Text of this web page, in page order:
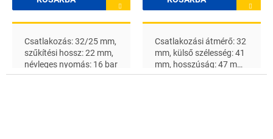
Csatlakozás: 32/25 mm,
szűkítési hossz: 22 mm,
névleges nyomás: 16 bar
Csatlakozási átmérő: 32
mm, külső szélesség: 41
mm, hosszúság: 47 mm,
névleges nyomás: 16 bar